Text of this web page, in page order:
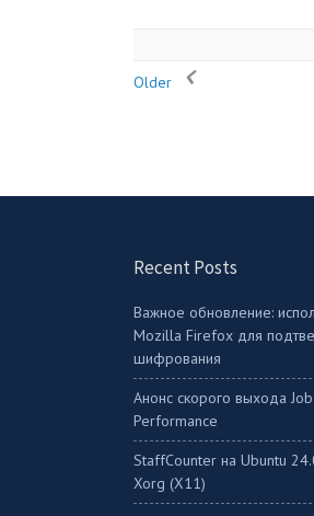
Older
Recent Posts
Важное обновление:
Mozilla Firefox для
шифрования
Анонс скорого выхода Job
Performance
StaffСounter на Ubuntu
Xorg (X11)